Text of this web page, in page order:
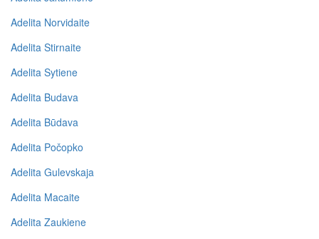
Adelita Norvidaite
Adelita Stirnaite
Adelita Sytiene
Adelita Budava
Adelita Būdava
Adelita Počopko
Adelita Gulevskaja
Adelita Macaite
Adelita Zaukiene